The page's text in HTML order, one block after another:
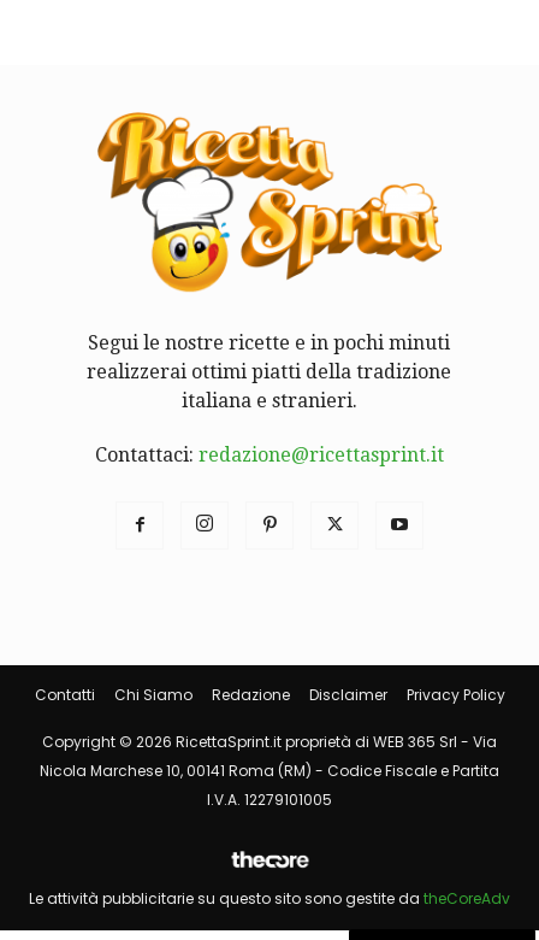
Segui le nostre ricette e in pochi minuti
realizzerai ottimi piatti della tradizione
italiana e stranieri.
Contattaci: redazione@ricettasprint.it
Contatti Chi Siamo Redazione Disclaimer Privacy Policy
Copyright © 2026 RicettaSprint.it proprietà di WEB 365 Srl - Via
Nicola Marchese 10, 00141 Roma (RM) - Codice Fiscale e Partita
I.V.A. 12279101005
Le attività pubblicitarie su questo sito sono gestite da theCoreAdv